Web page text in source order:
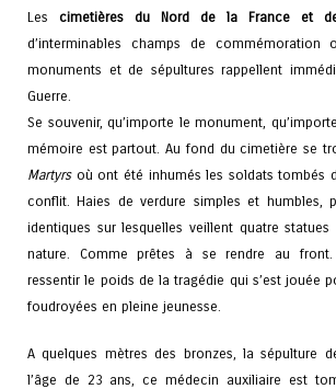
Les cimetières du Nord de la France et
d’interminables champs de
monuments et de sépultures rappellent
Guerre.
Se souvenir, qu’importe le monument,
mémoire est partout. Au fond du cimetière se
Martyrsoù ont été inhumés les soldats tombés
conflit. Haies de verdure simples et humbles,
identiques sur lesquelles veillent quatre
nature. Comme prêtes à se rendre au
ressentir le poids de la tragédie qui s’est jouée
foudroyées en pleine jeunesse.
A quelques mètres des bronzes, la sépulture
l’âge de 23 ans, ce médecin auxiliaire est